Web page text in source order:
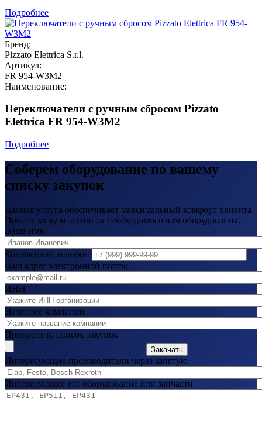
Подробнее
Бренд:
Pizzato Elettrica S.r.l.
Артикул:
FR 954-W3M2
Наименование:
Переключатели с ручным сбросом Pizzato
Elettrica FR 954-W3M2
Подробнее
Соберем оборудование по вашему
списку закупок
Данная услуга обеспечивает максимальный комфорт клиента.
Просто загрузите список необходимого вам оборудования.
Ваше имя
Контактный телефон
Ваш адрес электронной почты
ИНН
Название компании
Прикрепить список закупок
Закачать
Интересующие производители через запятую
Интересующее вас оборудование или запчасти